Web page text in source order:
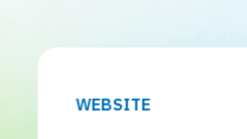
WEBSITE